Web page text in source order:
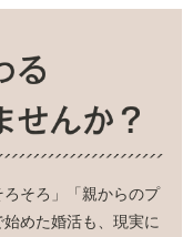
ろそろ」「親からのプ
めた婚活も、現実に